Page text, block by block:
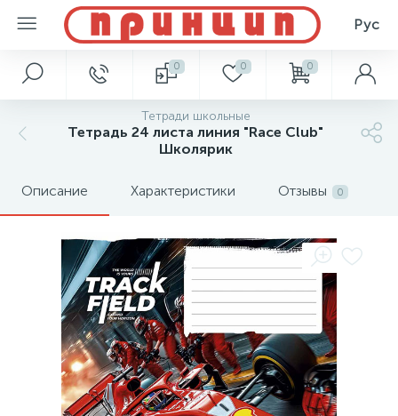
Рус
0 0 0
Тетради школьные
Тетрадь 24 листа линия "Race Club"
Школярик
Описание Характеристики Отзывы 0